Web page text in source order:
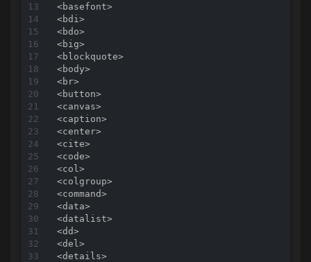
<basefont>
<bdi >
<bdo>
<big>
<blockquote>
<body>
<br>
<button>
<canvas>
<caption>
<center>
<cite>
<code>
<col >
<colgroup>
<command>
<data>
<datalist>
<dd>
<del >
<details>